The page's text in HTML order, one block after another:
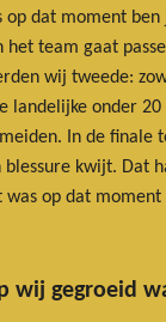
op dat moment
het team gaat
wij tweede:
landelijke onder
In de finale
kwijt. Dat
was op dat
wij gegroeid